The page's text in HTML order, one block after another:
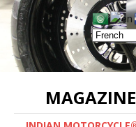
MAGAZINE